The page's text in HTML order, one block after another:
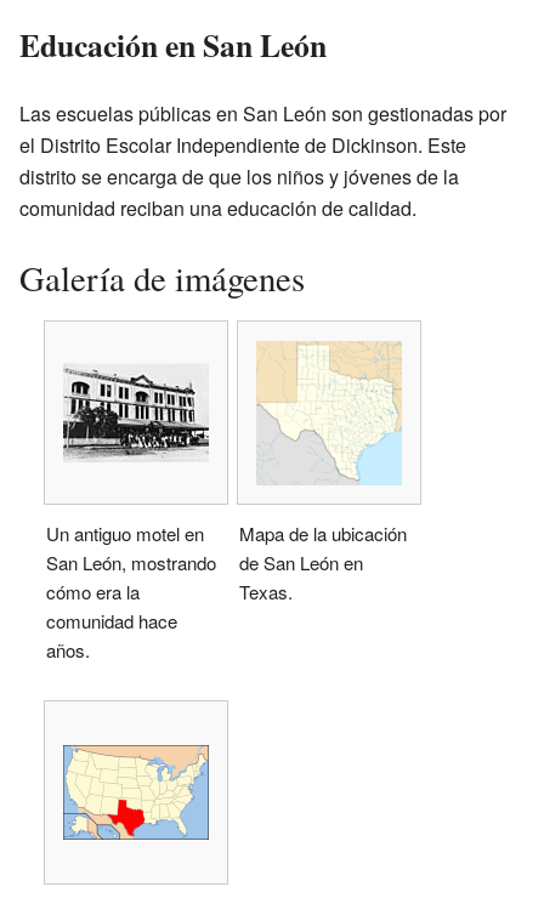
Educación en San León
Las escuelas públicas en San León son gestionadas por
el Distrito Escolar Independiente de Dickinson. Este
distrito se encarga de que los niños y jóvenes de la
comunidad reciban una educación de calidad.
Galería de imágenes
Un antiguo motel en
San León, mostrando
cómo era la
comunidad hace
años.
Mapa de la ubicación
de San León en
Texas.